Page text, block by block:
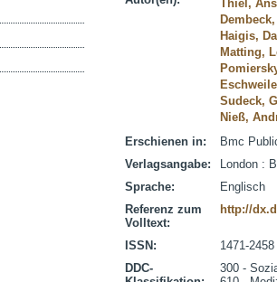
Thiel,
Haigis,
Matting,
Sudeck,
Nieß,
Erschienen in:
Bmc
Verlagsangabe:
London :
Sprache:
Englisch
Referenz zum
Volltext:
http://
ISSN:
1471-2458
DDC-
300 -